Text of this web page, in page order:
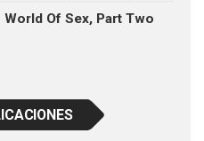
Of Sex, Part Two